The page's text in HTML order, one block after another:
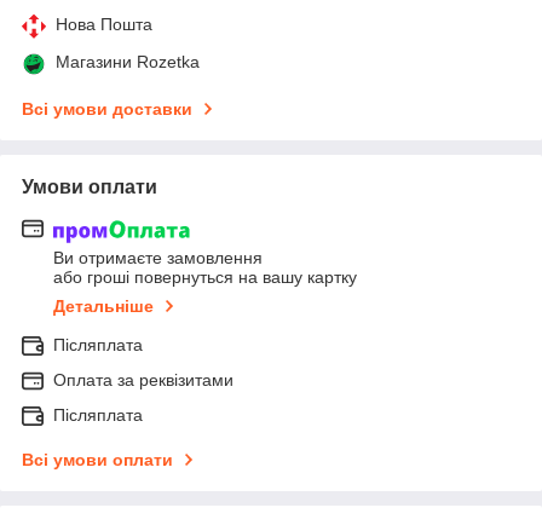
Нова Пошта
Магазини Rozetka
Всі умови доставки
Умови оплати
Ви отримаєте замовлення
або гроші повернуться на вашу картку
Детальніше
Післяплата
Оплата за реквізитами
Післяплата
Всі умови оплати